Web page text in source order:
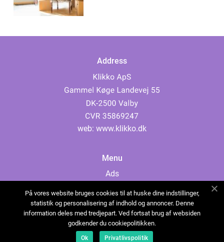
Address
web: www.klikko.dk
Menu
Ads
Cookies
Contact
Sitemap
På vores website bruges cookies til at huske dine indstillinger,
statistik og personalisering af indhold og annoncer. Denne
information deles med tredjepart. Ved fortsat brug af websiden
godkender du cookiepolitikken.
Ok Privatlivspolitik